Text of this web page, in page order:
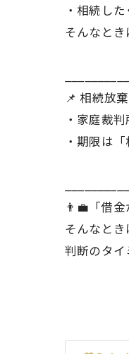
・相続し
そんなとき
📌 相続放
・家庭裁
・期限は
👨‍💼「借
そんなとき
判断のタイ